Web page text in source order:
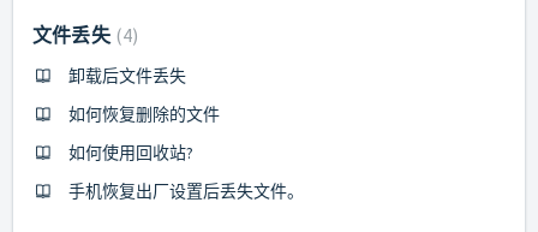
文件丢失 4
卸载后文件丢失
如何恢复删除的文件
如何使用回收站?
手机恢复出厂设置后丢失文件。